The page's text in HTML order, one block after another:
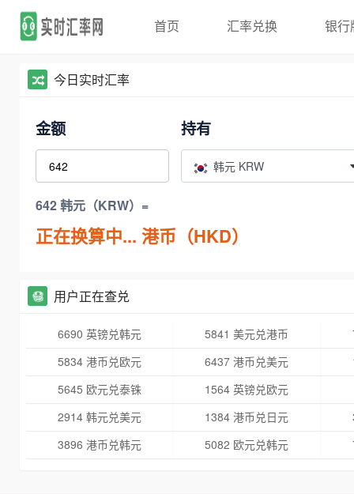
首页 汇率兑换 银行
今日实时汇率
金额 持有
韩元 KRW
642 韩元（KRW）=
正在换算中... 港币（HKD）
用户正在查兑
6690 英镑兑韩元 5841 美元兑港币
5834 港币兑欧元
6437 港币兑美元
5645 欧元兑泰铢
1564 英镑兑欧元
2914 韩元兑美元
1384 港币兑日元
3896 港币兑韩元
5082 欧元兑韩元